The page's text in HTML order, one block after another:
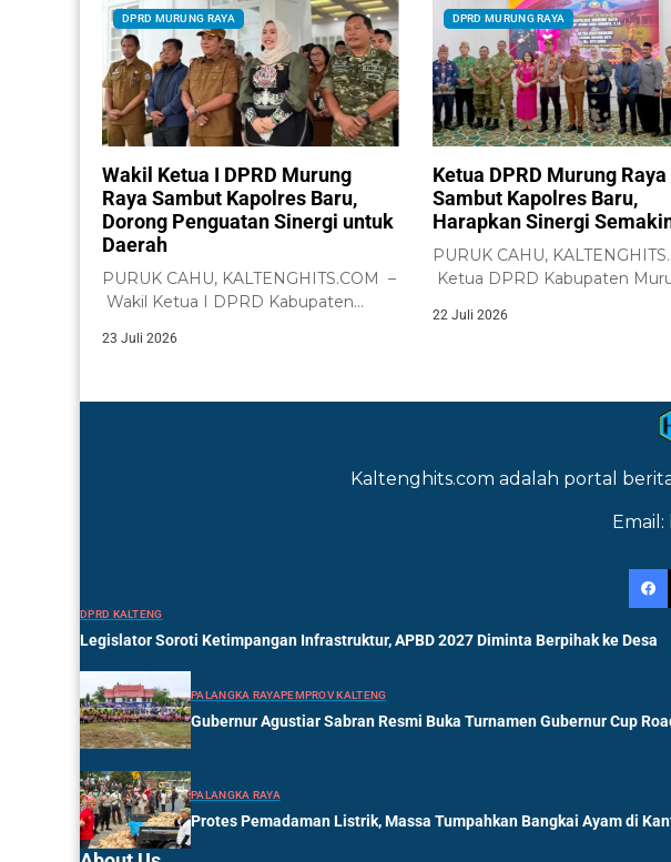
DPRD MURUNG RAYA
Wakil Ketua I DPRD Murung
Raya Sambut Kapolres Baru,
Dorong Penguatan Sinergi untuk
Daerah
PURUK CAHU, KALTENGHITS.COM –
Wakil Ketua I DPRD Kabupaten
23 Juli 2026
DPRD MURUNG RAYA
Ketua DPRD Murung Raya
Sambut Kapolres Baru,
Harapkan Sinergi
PURUK CAHU,
Ketua DPRD Kabupaten
22 Juli 2026
Kaltenghits.com adalah portal
DPRD KALTENG
Legislator Soroti Ketimpangan Infrastruktur, APBD 2027 Diminta Berpihak ke Desa
PALANGKA RAYAPEMPROV KALTENG
Gubernur Agustiar Sabran Resmi Buka Turnamen Gubernur Cup
PALANGKA RAYA
Protes Pemadaman Listrik, Massa Tumpahkan Bangkai Ayam di